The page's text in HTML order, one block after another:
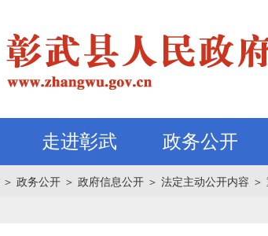
走进彰武 政务公开
＞ 政务公开 ＞ 政府信息公开 ＞ 法定主动公开内容 ＞